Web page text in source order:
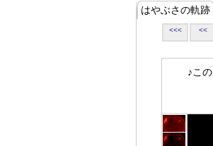
はやぶさの軌跡
<<< <<
♪この